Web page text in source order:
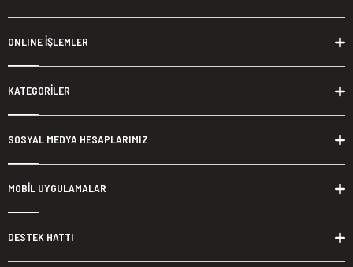
ONLINE İŞLEMLER
KATEGORİLER
SOSYAL MEDYA HESAPLARIMIZ
MOBİL UYGULAMALAR
DESTEK HATTI